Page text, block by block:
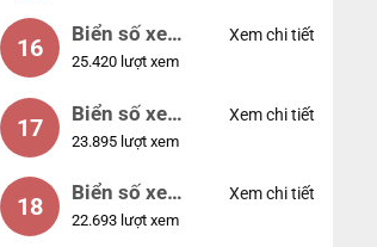
16
Biển số xe
49053
25.420 lượt xem
Xem chi tiết
17
Biển số xe
44953
23.895 lượt xem
Xem chi tiết
18
Biển số xe
74953
22.693 lượt xem
Xem chi tiết